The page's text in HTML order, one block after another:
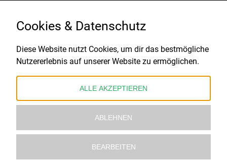
WIDERRUFSBELEHRUNG
IMPRESSUM
Gefördert durch:
Cookies & Datenschutz
Diese Website nutzt Cookies, um dir das bestmögliche
Nutzererlebnis auf unserer Website zu ermöglichen.
ALLE AKZEPTIEREN
ABLEHNEN
BEARBEITEN